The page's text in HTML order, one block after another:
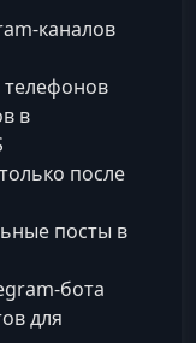
в
после
посты в
для